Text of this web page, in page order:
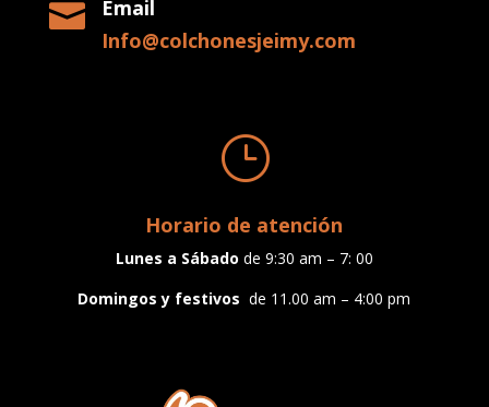

Email
Info@colchonesjeimy.com
}
Horario de atención
Lunes a Sábado de 9:30 am – 7: 00
Domingos y festivos de 11.00 am – 4:00 pm